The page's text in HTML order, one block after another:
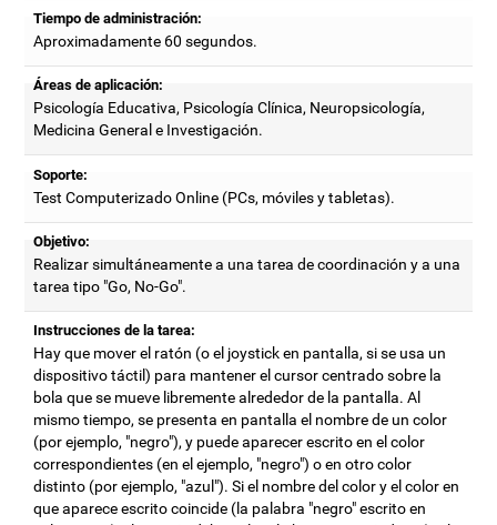
Tiempo de administración:
Aproximadamente 60 segundos.
Áreas de aplicación:
Psicología Educativa, Psicología Clínica, Neuropsicología,
Medicina General e Investigación.
Soporte:
Test Computerizado Online (PCs, móviles y tabletas).
Objetivo:
Realizar simultáneamente a una tarea de coordinación y a una
tarea tipo "Go, No-Go".
Instrucciones de la tarea:
Hay que mover el ratón (o el joystick en pantalla, si se usa un
dispositivo táctil) para mantener el cursor centrado sobre la
bola que se mueve libremente alrededor de la pantalla. Al
mismo tiempo, se presenta en pantalla el nombre de un color
(por ejemplo, "negro"), y puede aparecer escrito en el color
correspondientes (en el ejemplo, "negro") o en otro color
distinto (por ejemplo, "azul"). Si el nombre del color y el color en
que aparece escrito coincide (la palabra "negro" escrito en